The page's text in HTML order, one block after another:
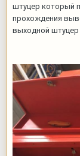
штуцер который
прохождения
выходной штуцер